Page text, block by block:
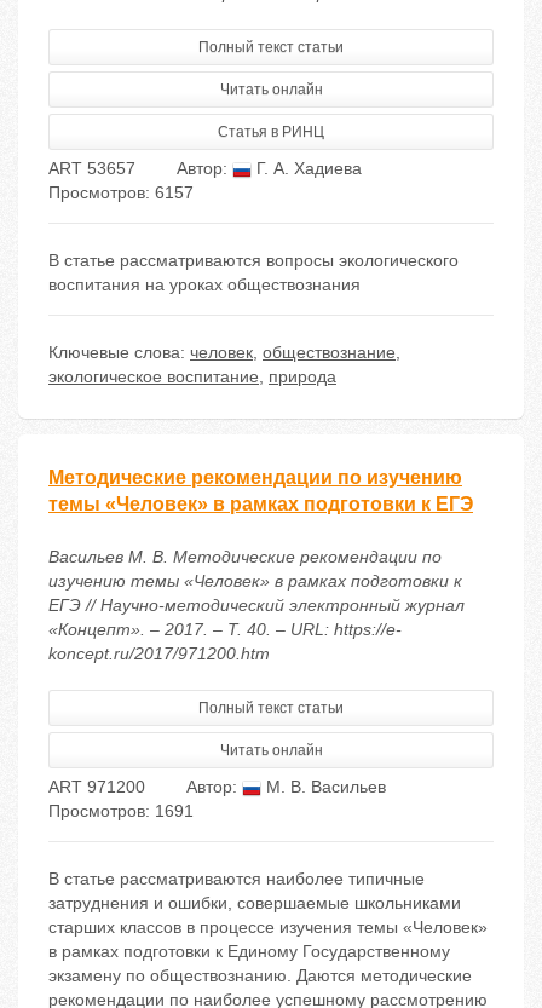
Полный текст статьи
Читать онлайн
Статья в РИНЦ
ART 53657 Автор:
Г. А. Хадиева
Просмотров: 6157
В статье рассматриваются вопросы экологического
воспитания на уроках обществознания
Ключевые слова: человек, обществознание,
экологическое воспитание, природа
Методические рекомендации по изучению
темы «Человек» в рамках подготовки к ЕГЭ
Васильев М. В. Методические рекомендации по
изучению темы «Человек» в рамках подготовки к
ЕГЭ // Научно-методический электронный журнал
«Концепт». – 2017. – Т. 40. – URL: https://e-
koncept.ru/2017/971200.htm
Полный текст статьи
Читать онлайн
ART 971200 Автор:
М. В. Васильев
Просмотров: 1691
В статье рассматриваются наиболее типичные
затруднения и ошибки, совершаемые школьниками
старших классов в процессе изучения темы «Человек»
в рамках подготовки к Единому Государственному
экзамену по обществознанию. Даются методические
рекомендации по наиболее успешному рассмотрению